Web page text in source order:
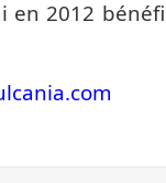
2012